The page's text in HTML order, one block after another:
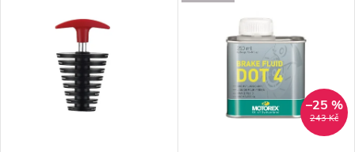
243 Kč
–25 %